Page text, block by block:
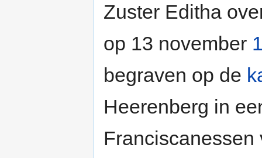
Zuster Editha
op 13 november
begraven op de
Heerenberg in